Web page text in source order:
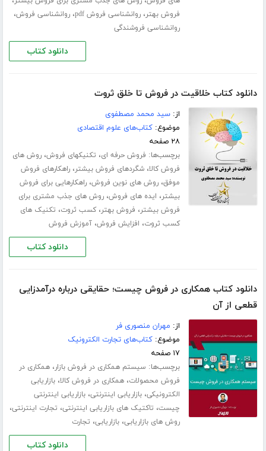
فروش بهتر،روانشناسی فروش pdf ،روانشناسی فروش،
روانشناسی فروشندگی
دانلود کتاب
دانلود کتاب خلاقیت در فروش تا خلق ثروت
از:سید محمد مصطفوی
موضوع:کتاب‌های علوم اقتصادی
۲۸ صفحه
برچسب‌ها: فروش حرفه ای، تکنیکهای فروش،روش های
فروش کالا،شگردهای فروش بیشتر،راهکارهای فروش
موفق،روش های نوین فروش،راهکارهایی برای فروش
بیشتر، ایده های فروش،روش های جذب مشتری برای
فروش بیشتر، فروش بهتر،کسب ثروت، تکنیک های
کسب ثروت، افزایش فروش،آموزش فروش
دانلود کتاب
دانلود کتاب همکاری در فروش چیست؛ حقایقی درباره درآمدزایی
قطعی از آن
از: مهران منصوری فر
موضوع:کتاب‌های تجارت الکترونیک
۱۷ صفحه
برچسب‌ها: سیستم همکاری در فروش بازار،همکاری در
فروش محصولات،همکاری در فروش کالا،بازاریابی
الکترونیکی،بازاریابی اینترنتی،بازاریابی اینترنتی
چیست، تاکتیک های بازاریابی اینترنتی، تجارت اینترنتی،
روش های بازاریابی،بازاریابی، تجارت
دانلود کتاب